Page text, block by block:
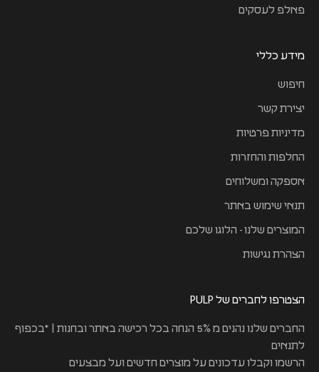
פאלפ לעסקים
מידע כללי
חיפוש
יצירת קשר
מדיניות פרטיות
החלפות והחזרות
אספקה ומשלוחים
תנאי שימוש באתר
המוצרים שלנו - הלוגו שלכם
הצהרת נגישות
הצטרפו לחברים של PULP
החברים שלנו נהנים מ 5% הנחה בכל רכישה באתר ובחנות | *בכפוף
לתנאים
הרשמו וקבלו עדכונים על מוצרים חדשים ועל מבצעים